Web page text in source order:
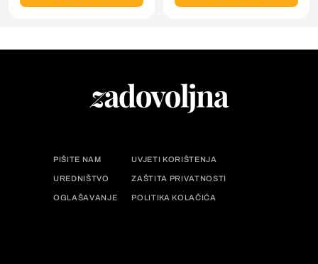
PIŠITE NAM UVJETI KORIŠTENJA
UREDNIŠTVO ZAŠTITA PRIVATNOSTI
OGLAŠAVANJE POLITIKA KOLAČIĆA